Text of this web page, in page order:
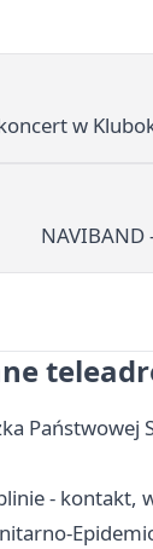
w
Państwowej
- kontakt,